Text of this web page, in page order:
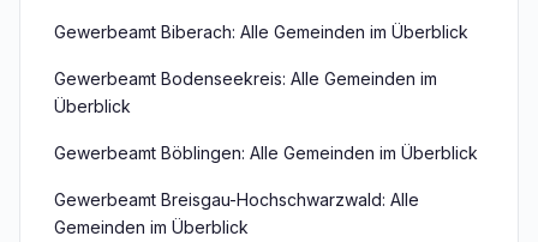
Gewerbeamt Biberach: Alle Gemeinden im Überblick
Gewerbeamt Bodenseekreis: Alle Gemeinden im
Überblick
Gewerbeamt Böblingen: Alle Gemeinden im Überblick
Gewerbeamt Breisgau-Hochschwarzwald: Alle
Gemeinden im Überblick